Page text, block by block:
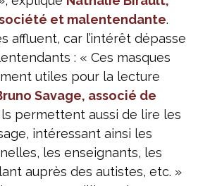
et malentendante.
affluent, car l’intérêt dépasse
: « Ces masques
utiles pour la lecture
Savage, associé de
permettent aussi de lire les
intéressant ainsi les
les enseignants, les
auprès des autistes, etc. »